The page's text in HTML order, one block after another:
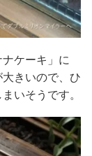
ケーキ」に
大きいので、ひ
いそうです。